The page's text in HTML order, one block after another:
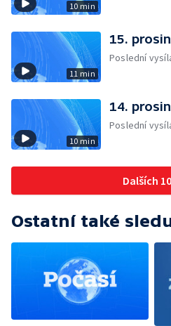
10 min
11 min
15.
Poslední
10 min
14.
Poslední
Dalších
Ostatní také